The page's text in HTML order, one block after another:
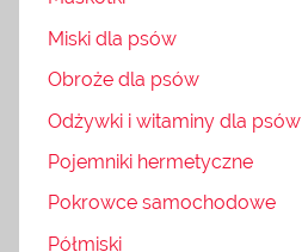
Miski dla psów
Obroże dla psów
Odżywki i witaminy dla psów
Pojemniki hermetyczne
Pokrowce samochodowe
Półmiski